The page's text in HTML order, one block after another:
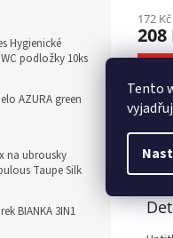
Tento
Hygienické
podložky 10ks
AZURA green
na ubrousky
Taupe Silk
BIANKA 3IN1
172
208